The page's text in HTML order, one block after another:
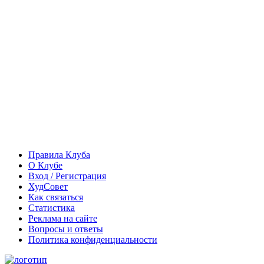
Правила Клуба
О Клубе
Вход / Регистрация
ХудСовет
Как связаться
Статистика
Реклама на сайте
Вопросы и ответы
Политика конфиденциальности